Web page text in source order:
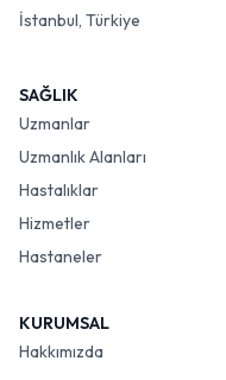
İstanbul, Türkiye
SAĞLIK
Uzmanlar
Uzmanlık Alanları
Hastalıklar
Hizmetler
Hastaneler
KURUMSAL
Hakkımızda